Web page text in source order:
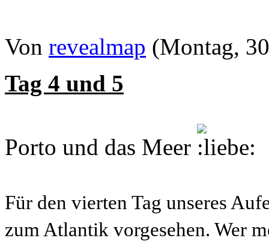
Von revealmap (Montag,
Tag 4 und 5
Porto und das Meer
Für den vierten Tag unseres
zum Atlantik vorgesehen. Wer